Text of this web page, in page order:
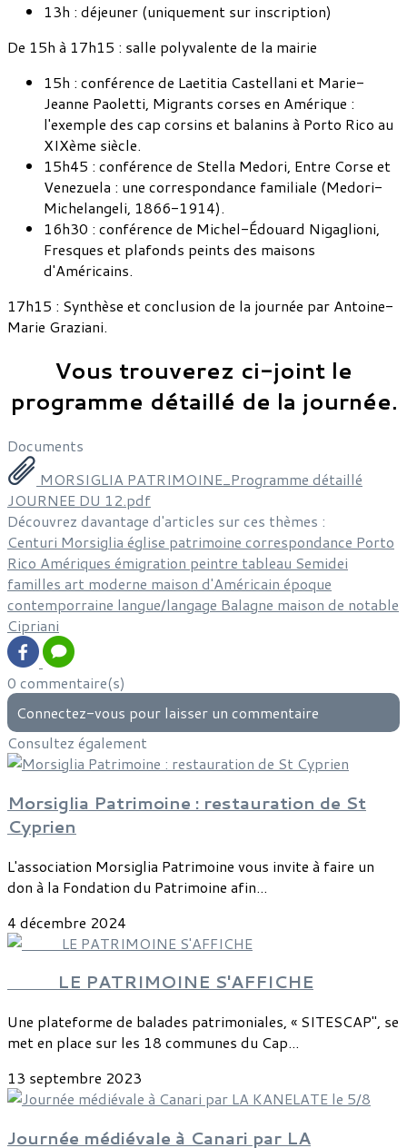
13h : déjeuner (uniquement sur inscription)
De 15h à 17h15 : salle polyvalente de la mairie
15h : conférence de Laetitia Castellani et Marie-
Jeanne Paoletti, Migrants corses en Amérique :
l'exemple des cap corsins et balanins à Porto Rico au
XIXème siècle.
15h45 : conférence de Stella Medori, Entre Corse et
Venezuela : une correspondance familiale (Medori-
Michelangeli, 1866-1914).
16h30 : conférence de Michel-Édouard Nigaglioni,
Fresques et plafonds peints des maisons
d'Américains.
17h15 : Synthèse et conclusion de la journée par Antoine-
Marie Graziani.
Vous trouverez ci-joint le
programme détaillé de la journée.
Documents
MORSIGLIA PATRIMOINE_Programme détaillé
JOURNEE DU 12.pdf
Découvrez davantage d'articles sur ces thèmes :
Centuri Morsiglia église patrimoine correspondance Porto
Rico Amériques émigration peintre tableau Semidei
familles art moderne maison d'Américain époque
contemporraine langue/langage Balagne maison de notable
Cipriani
0 commentaire(s)
Connectez-vous pour laisser un commentaire
Consultez également
Morsiglia Patrimoine : restauration de St
Cyprien
L'association Morsiglia Patrimoine vous invite à faire un
don à la Fondation du Patrimoine afin...
4 décembre 2024
LE PATRIMOINE S'AFFICHE
Une plateforme de balades patrimoniales, « SITESCAP", se
met en place sur les 18 communes du Cap...
13 septembre 2023
Journée médiévale à Canari par LA